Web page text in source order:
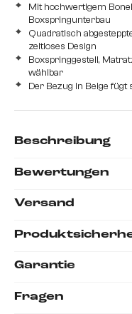
Mit hochwertigem
Boxspringunterbau
Quadratisch
zeitloses Design
Boxspringgestell,
wählbar
Der Bezug in Beige
Beschreibung
Bewertungen
Versand
Garantie
Fragen